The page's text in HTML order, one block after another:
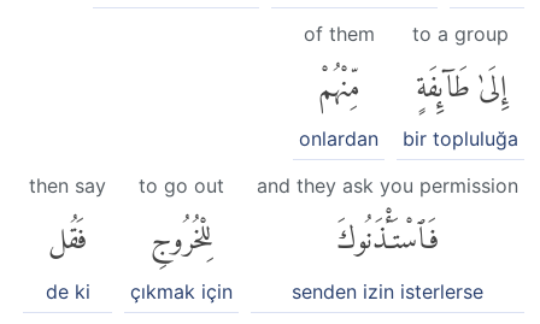
to a group
إِلَىٰ طَآئِفَةٍ
bir topluluğa
of them
مِّنْهُمْ
onlardan
and they ask you permission
فَٱسْتَـْٔذَنُوكَ
senden izin isterlerse
to go out
لِلْخُرُوجِ
çıkmak için
then say
فَقُل
de ki